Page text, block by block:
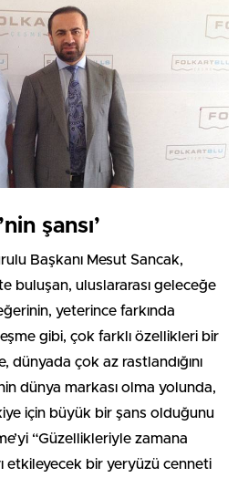
şansı’
Başkanı Mesut Sancak,
buluşan, uluslararası geleceğe
yeterince farkında
gibi, çok farklı özellikleri bir
çok az rastlandığını
dünya markası olma yolunda,
için büyük bir şans olduğunu
“Güzellikleriyle zamana
etkileyecek bir yeryüzü cenneti